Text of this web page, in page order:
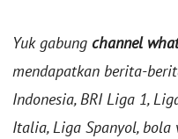
Yuk gabung channel
mendapatkan berita-
Indonesia, BRI Liga 1,
Italia, Liga Spanyol, bola